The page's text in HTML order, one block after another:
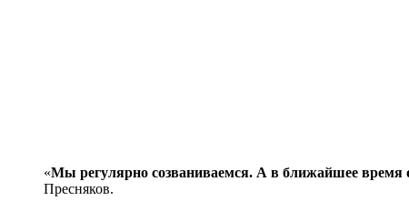
«Мы регулярно созваниваемся. А в ближайшее время
Пресняков.